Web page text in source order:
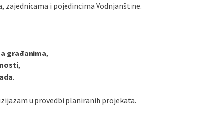
zajednicama i pojedincima Vodnjanštine.
građanima,
,
.
u provedbi planiranih projekata.